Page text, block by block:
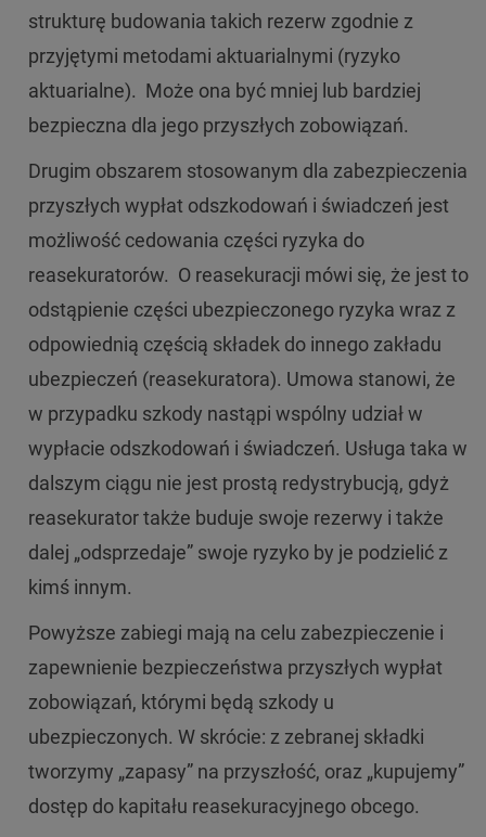
strukturę budowania takich rezerw zgodnie z
przyjętymi metodami aktuarialnymi (ryzyko
aktuarialne). Może ona być mniej lub bardziej
bezpieczna dla jego przyszłych zobowiązań.
Drugim obszarem stosowanym dla zabezpieczenia
przyszłych wypłat odszkodowań i świadczeń jest
możliwość cedowania części ryzyka do
reasekuratorów. O reasekuracji mówi się, że jest to
odstąpienie części ubezpieczonego ryzyka wraz z
odpowiednią częścią składek do innego zakładu
ubezpieczeń (reasekuratora). Umowa stanowi, że
w przypadku szkody nastąpi wspólny udział w
wypłacie odszkodowań i świadczeń. Usługa taka w
dalszym ciągu nie jest prostą redystrybucją, gdyż
reasekurator także buduje swoje rezerwy i także
dalej „odsprzedaje” swoje ryzyko by je podzielić z
kimś innym.
Powyższe zabiegi mają na celu zabezpieczenie i
zapewnienie bezpieczeństwa przyszłych wypłat
zobowiązań, którymi będą szkody u
ubezpieczonych. W skrócie: z zebranej składki
tworzymy „zapasy” na przyszłość, oraz „kupujemy”
dostęp do kapitału reasekuracyjnego obcego.